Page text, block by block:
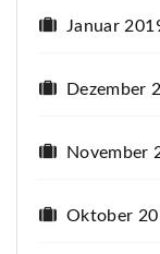
Januar
Dezember
November
Oktober